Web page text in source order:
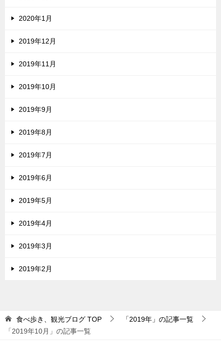
2020年1月
2019年12月
2019年11月
2019年10月
2019年9月
2019年8月
2019年7月
2019年6月
2019年5月
2019年4月
2019年3月
2019年2月
食べ歩き、観光ブログ TOP
「2019年」の記事一覧
「2019年10月」の記事一覧